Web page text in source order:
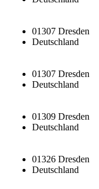
01307 Dresden
Deutschland
01307 Dresden
Deutschland
01309 Dresden
Deutschland
01326 Dresden
Deutschland